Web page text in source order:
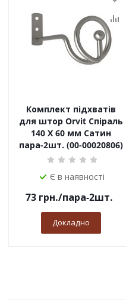
Комплект підхватів
для штор Orvit Спіраль
140 Х 60 мм Сатин
пара-2шт. (00-00020806)
Є в наявності
73грн./пара-2шт.
Докладно